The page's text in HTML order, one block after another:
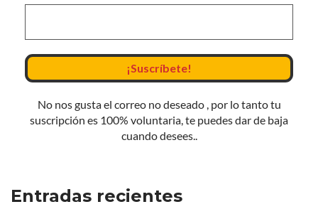
No nos gusta el correo no deseado , por lo tanto tu
suscripción es 100% voluntaria, te puedes dar de baja
cuando desees..
Entradas recientes